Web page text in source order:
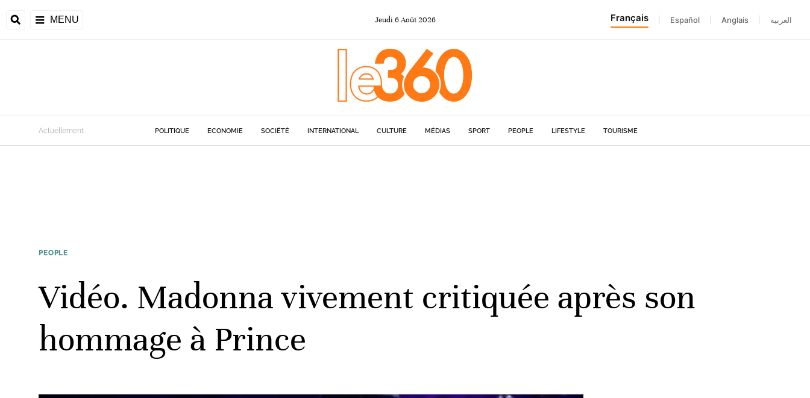
MENU Jeudi 6Août 2026 Français Español Anglais العربية
Actuellement POLITIQUE ECONOMIE SOCIÉTÉ INTERNATIONAL CULTURE MÉDIAS SPORT PEOPLE LIFESTYLE TOURISME
PEOPLE
Vidéo. Madonna vivement critiquée après son
hommage à Prince